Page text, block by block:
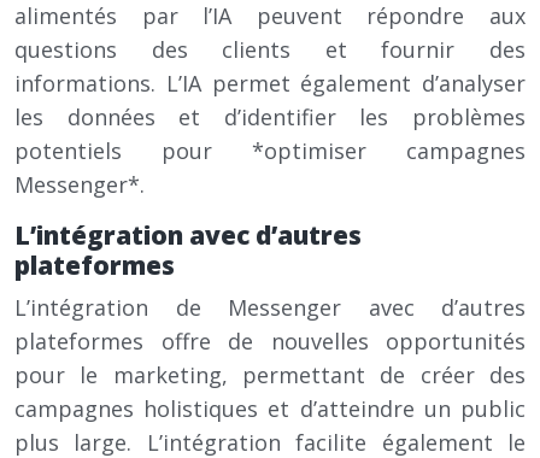
alimentés par l’IA peuvent répondre aux
questions des clients et fournir des
informations. L’IA permet également d’analyser
les données et d’identifier les problèmes
potentiels pour *optimiser campagnes
Messenger*.
L’intégration avec d’autres
plateformes
L’intégration de Messenger avec d’autres
plateformes offre de nouvelles opportunités
pour le marketing, permettant de créer des
campagnes holistiques et d’atteindre un public
plus large. L’intégration facilite également le